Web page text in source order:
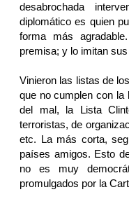
desabrochada
diplomático es quien
forma más
premisa; y lo imitan
Vinieron las listas de
que no cumplen con la
del mal, la Lista
terroristas, de
etc. La más corta,
países amigos. Esto
no es muy
promulgados por la